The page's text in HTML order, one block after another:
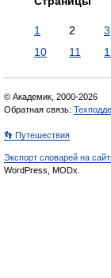
1 2 3
10
11
© Академик, 2000-2026
Обратная связь:
👣 Путешествия
Экспорт словарей на
WordPress, MODx.